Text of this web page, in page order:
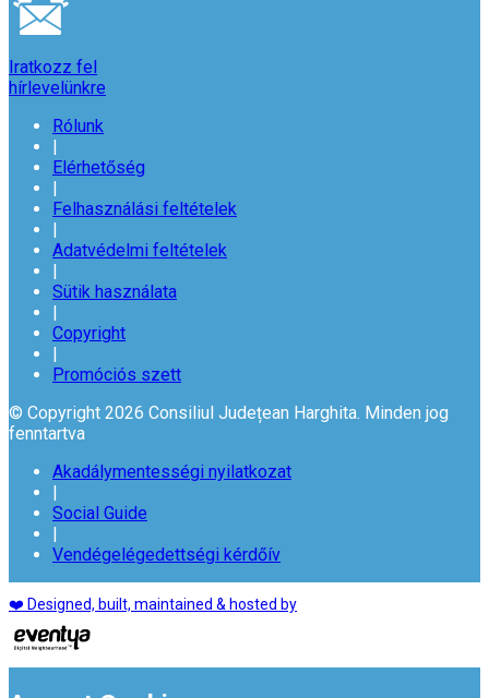
Iratkozz fel
hírlevelünkre
Rólunk
|
Elérhetőség
|
Felhasználási feltételek
|
Adatvédelmi feltételek
|
Sütik használata
|
Copyright
|
Promóciós szett
© Copyright 2026 Consiliul Județean Harghita. Minden jog
fenntartva
Akadálymentességi nyilatkozat
|
Social Guide
|
Vendégelégedettségi kérdőív
❤️ Designed, built, maintained & hosted by